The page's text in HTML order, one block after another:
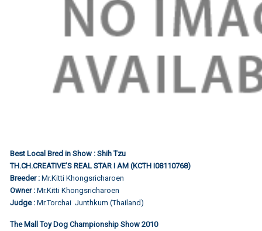
Best Local Bred in Show : Shih Tzu
TH.CH.CREATIVE’S REAL STAR I AM (KCTH I08110768)
Breeder : Mr.Kitti Khongsricharoen
Owner : Mr.Kitti Khongsricharoen
Judge : Mr.Torchai Junthkum (Thailand)
The Mall Toy Dog Championship Show 2010